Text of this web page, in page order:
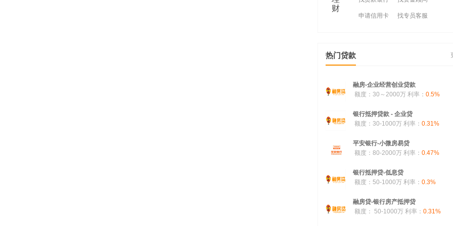
财
申请信用卡 找专员客服
热门贷款
融房-企业经营创业贷款
额度：30～2000万 利率： 0.5%
银行抵押贷款 - 企业贷
额度：30-1000万 利率： 0.31%
平安银行-小微房易贷
额度：80-2000万 利率： 0.47%
银行抵押贷-低息贷
额度：50-1000万 利率： 0.3%
融房贷-银行房产抵押贷
额度： 50-1000万 利率： 0.31%